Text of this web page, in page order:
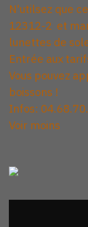
N'utilsez que
12312-2 et
lunettes de
Entrée aux
Vous pouvez
boissons !
Infos:
Voir moins